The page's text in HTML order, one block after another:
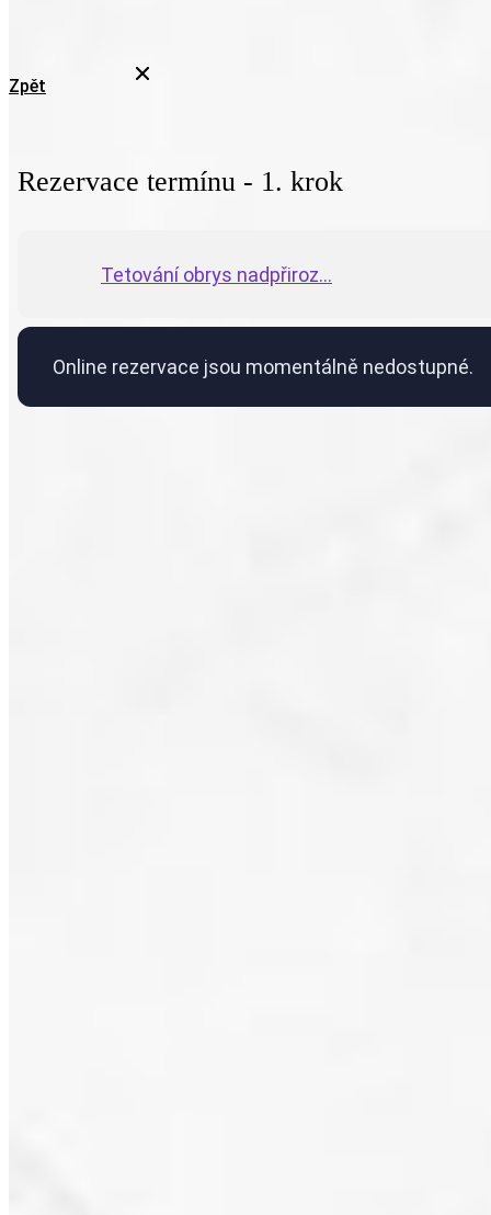
Zpět
Rezervace termínu - 1. krok
Tetování obrys nadpřiroz...
Online rezervace jsou momentálně nedostupné.